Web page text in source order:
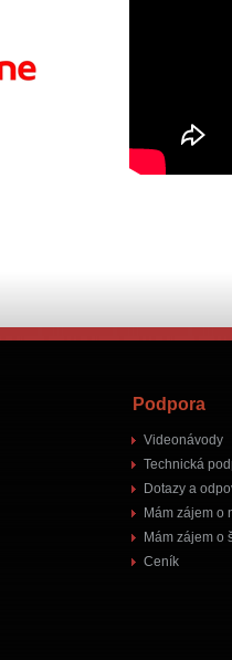
Podpora
Videonávody
Technická
Dotazy a
Mám zájem o
Mám zájem o
Ceník